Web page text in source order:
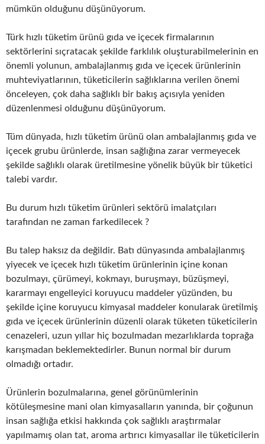
mümkün olduğunu düşünüyorum.
Türk hızlı tüketim ürünü gıda ve içecek firmalarının
sektörlerini sıçratacak şekilde farklılık oluşturabilmelerinin en
önemli yolunun, ambalajlanmış gıda ve içecek ürünlerinin
muhteviyatlarının, tüketicilerin sağlıklarına verilen önemi
önceleyen, çok daha sağlıklı bir bakış açısıyla yeniden
düzenlenmesi olduğunu düşünüyorum.
Tüm dünyada, hızlı tüketim ürünü olan ambalajlanmış gıda ve
içecek grubu ürünlerde, insan sağlığına zarar vermeyecek
şekilde sağlıklı olarak üretilmesine yönelik büyük bir tüketici
talebi vardır.
Bu durum hızlı tüketim ürünleri sektörü imalatçıları
tarafından ne zaman farkedilecek ?
Bu talep haksız da değildir. Batı dünyasında ambalajlanmış
yiyecek ve içecek hızlı tüketim ürünlerinin içine konan
bozulmayı, çürümeyi, kokmayı, buruşmayı, büzüşmeyi,
kararmayı engelleyici koruyucu maddeler yüzünden, bu
şekilde içine koruyucu kimyasal maddeler konularak üretilmiş
gıda ve içecek ürünlerinin düzenli olarak tüketen tüketicilerin
cenazeleri, uzun yıllar hiç bozulmadan mezarlıklarda toprağa
karışmadan beklemektedirler. Bunun normal bir durum
olmadığı ortadır.
Ürünlerin bozulmalarına, genel görünümlerinin
kötüleşmesine mani olan kimyasalların yanında, bir çoğunun
insan sağlığa etkisi hakkında çok sağlıklı araştırmalar
yapılmamış olan tat, aroma artırıcı kimyasallar ile tüketicilerin